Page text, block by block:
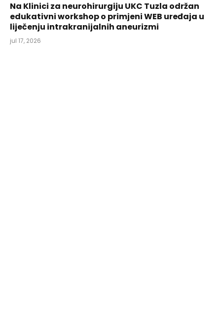
Na Klinici za neurohirurgiju UKC Tuzla održan
edukativni workshop o primjeni WEB uređaja u
liječenju intrakranijalnih aneurizmi
jul 17, 2026